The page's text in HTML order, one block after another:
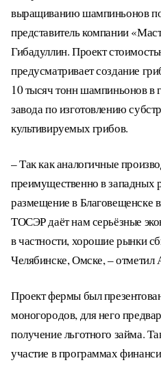
выращиванию шампиньонов
представитель компании
Гибадуллин. Проект
предусматривает создание
10 тысяч тонн шампиньонов в
завода по изготовлению
культивируемых грибов.
– Так как аналогичные
преимущественно в западных
размещение в Благовещенске
ТОСЭР даёт нам серьёзные
в частности, хорошие рынки
Челябинске, Омске, – отметил
Проект фермы был
моногородов, для него
получение льготного займа.
участие в программах